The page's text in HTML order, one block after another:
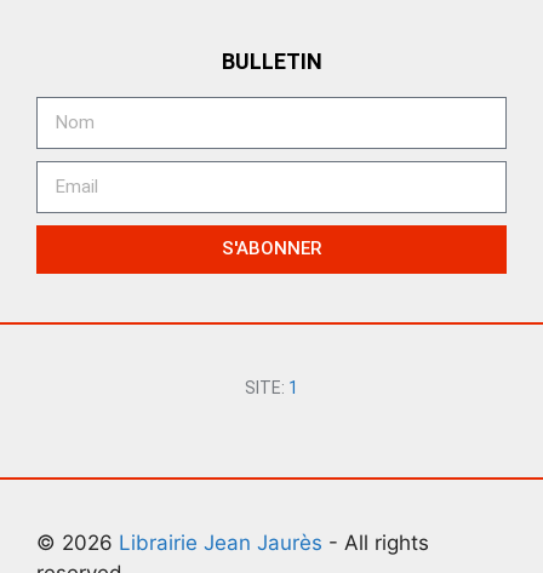
BULLETIN
S'ABONNER
SITE: 1
© 2026 Librairie Jean Jaurès - All rights